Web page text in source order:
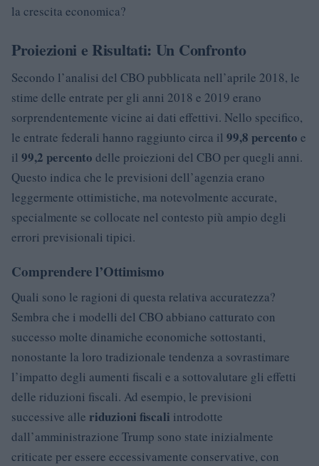
la crescita economica?
Proiezioni e Risultati: Un Confronto
Secondo l’analisi del CBO pubblicata nell’aprile 2018, le
stime delle entrate per gli anni 2018 e 2019 erano
sorprendentemente vicine ai dati effettivi. Nello specifico,
le entrate federali hanno raggiunto circa il 99,8 percento e
il 99,2 percento delle proiezioni del CBO per quegli anni.
Questo indica che le previsioni dell’agenzia erano
leggermente ottimistiche, ma notevolmente accurate,
specialmente se collocate nel contesto più ampio degli
errori previsionali tipici.
Comprendere l’Ottimismo
Quali sono le ragioni di questa relativa accuratezza?
Sembra che i modelli del CBO abbiano catturato con
successo molte dinamiche economiche sottostanti,
nonostante la loro tradizionale tendenza a sovrastimare
l’impatto degli aumenti fiscali e a sottovalutare gli effetti
delle riduzioni fiscali. Ad esempio, le previsioni
successive alle riduzioni fiscali introdotte
dall’amministrazione Trump sono state inizialmente
criticate per essere eccessivamente conservative, con